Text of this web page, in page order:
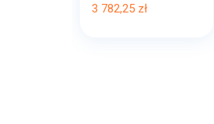
3 782,25 zł